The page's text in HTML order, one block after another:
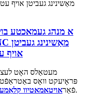
א מנהג געמאכטע
אויף
פּראָיעקט וואָס באַטראַפֿט
געמאַכט פֿון Al5052 פֿאַראויטאמאטיוו
.